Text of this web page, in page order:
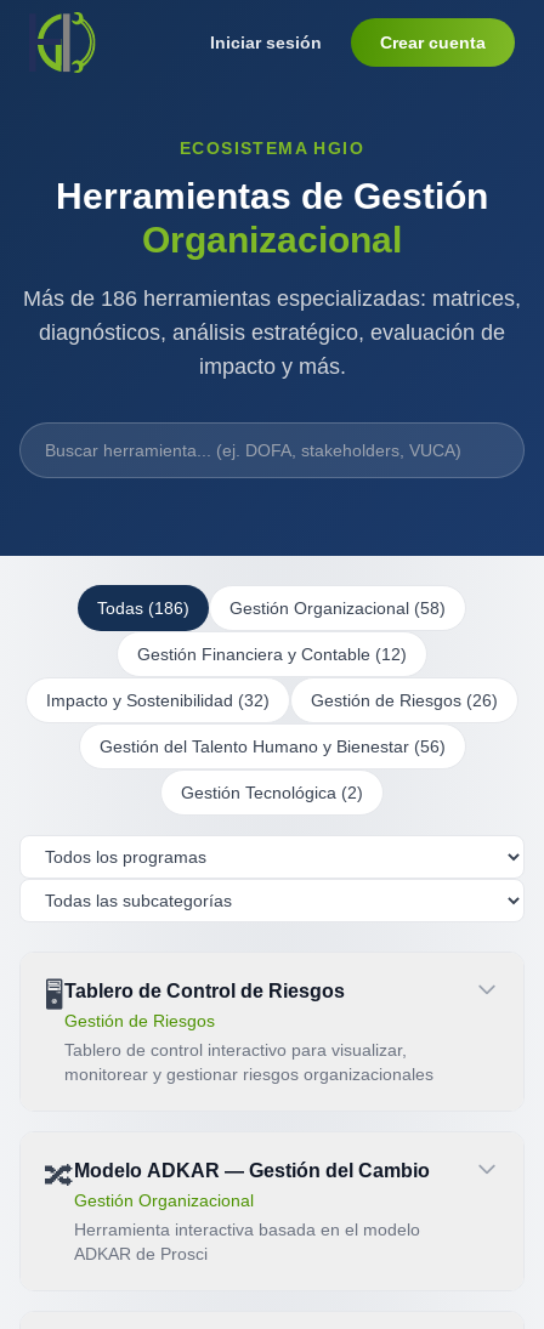
Iniciar sesión Crear cuenta
ECOSISTEMA HGIO
Herramientas de Gestión
Organizacional
Más de 186 herramientas especializadas: matrices,
diagnósticos, análisis estratégico, evaluación de
impacto y más.
Todas (186) Gestión Organizacional (58)
Gestión Financiera y Contable (12)
Impacto y Sostenibilidad (32) Gestión de Riesgos (26)
Gestión del Talento Humano y Bienestar(56)
Gestión Tecnológica (2)
🖥️Tablero de Control de Riesgos
Gestión de Riesgos
Tablero de control interactivo para visualizar,
monitorear y gestionar riesgos organizacionales
🔀 Modelo ADKAR — Gestión del Cambio
Gestión Organizacional
Herramienta interactiva basada en el modelo
ADKAR de Prosci